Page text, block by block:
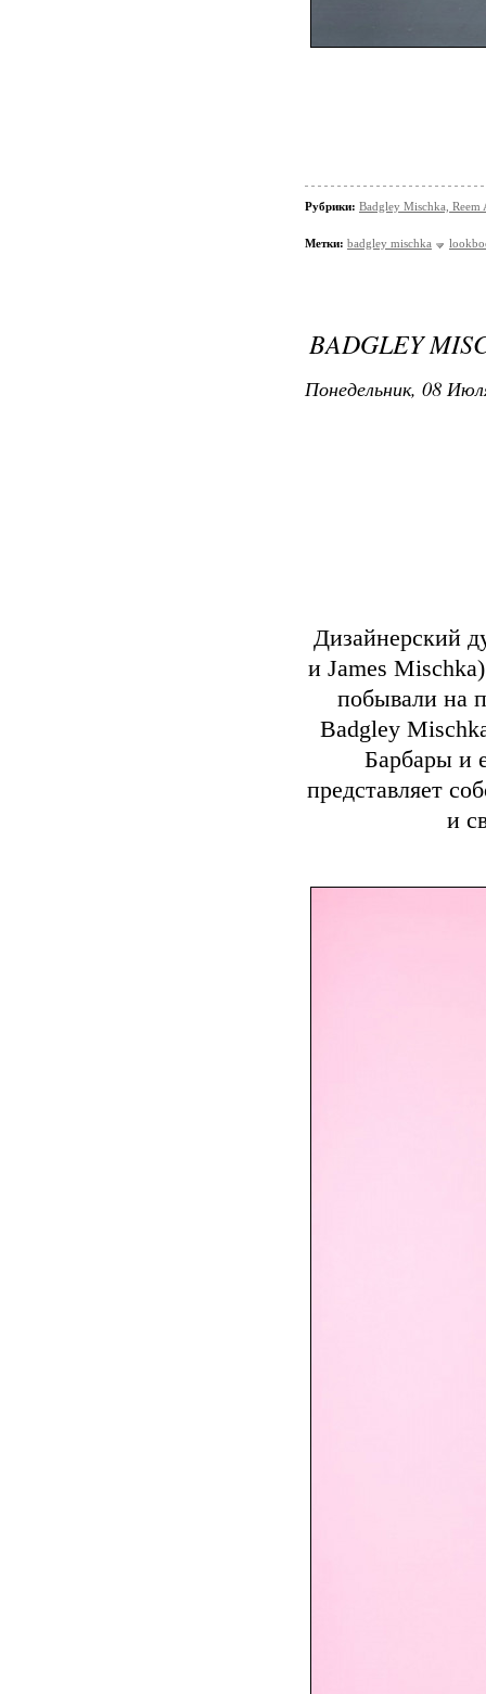
Рубрики: Badgley Mischka, Reem
Метки: badgley mischka
BADGLEY
Понедельник, 08
Дизайнерский
и James
побывали на
Badgley
Барбары и
представляет
и